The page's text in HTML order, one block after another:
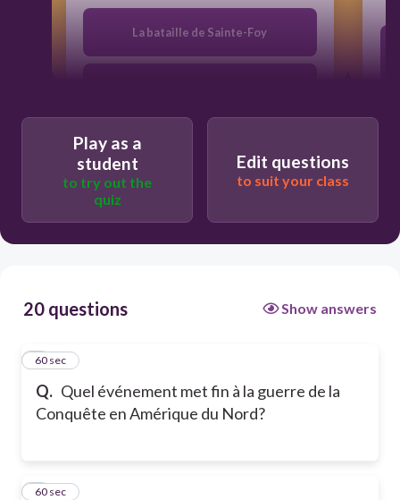
La bataille de Sainte-Foy
La bataille des plaines d’Abraham
Play as a
student
to try out the
quiz
Edit questions
to suit your class
20 questions Show answers
Q. Quel événement met fin à la guerre de la
Conquête en Amérique du Nord?
160 sec
260 sec